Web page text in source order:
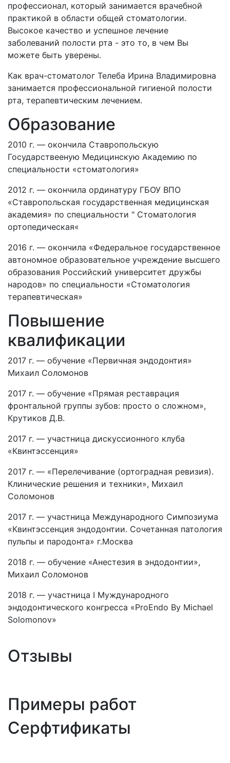
профессионал, который занимается врачебной
практикой в области общей стоматологии.
Высокое качество и успешное лечение
заболеваний полости рта - это то, в чем Вы
можете быть уверены.
Как врач-стоматолог Телеба Ирина Владимировна
занимается профессиональной гигиеной полости
рта, терапевтическим лечением.
Образование
2010 г. — окончила Ставропольскую
Государствееную Медицинскую Академию по
специальности «стоматология»
2012 г. — окончила ординатуру ГБОУ ВПО
«Ставропольская государственная медицинская
академия» по специальности " Стоматология
ортопедическая«
2016 г. — окончила «Федеральное государственное
автономное образовательное учреждение высшего
образования Российский университет дружбы
народов» по специальности «Стоматология
терапевтическая»
Повышение
квалификации
2017 г. — обучение «Первичная эндодонтия»
Михаил Соломонов
2017 г. — обучение «Прямая реставрация
фронтальной группы зубов: просто о сложном»,
Крутиков Д.В.
2017 г. — участница дискуссионного клуба
«Квинтэссенция»
2017 г. — «Перелечивание (ортоградная ревизия).
Клинические решения и техники», Михаил
Соломонов
2017 г. — участница Международного Симпозиума
«Квинтэссенция эндодонтии. Сочетанная патология
пульпы и пародонта» г.Москва
2018 г. — обучение «Анестезия в эндодонтии»,
Михаил Соломонов
2018 г. — участница I Муждународного
эндодонтического конгресса «ProEndо By Michael
Solomonov»
Отзывы
Примеры работ
Серфтификаты